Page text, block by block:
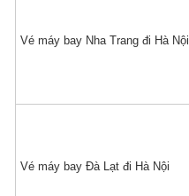
Vé máy bay Nha Trang đi Hà Nội
Vé máy bay Đà Lạt đi Hà Nội